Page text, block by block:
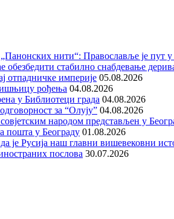
нити“: Православље је пут
стабилно снабдевање
отпадничке империје 05.08.2026
рођења 04.08.2026
у Библиотеци града 04.08.2026
за “Олују” 04.08.2026
народом представљен у
пошта у Београду 01.08.2026
је Русија наш главни вишевековни
послова 30.07.2026